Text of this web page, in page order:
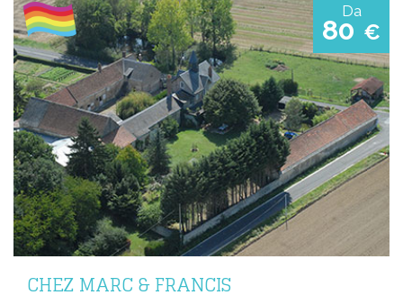
Da
80 €
CHEZ MARC & FRANCIS